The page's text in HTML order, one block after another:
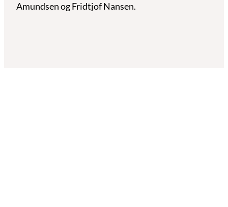
Amundsen og Fridtjof Nansen.